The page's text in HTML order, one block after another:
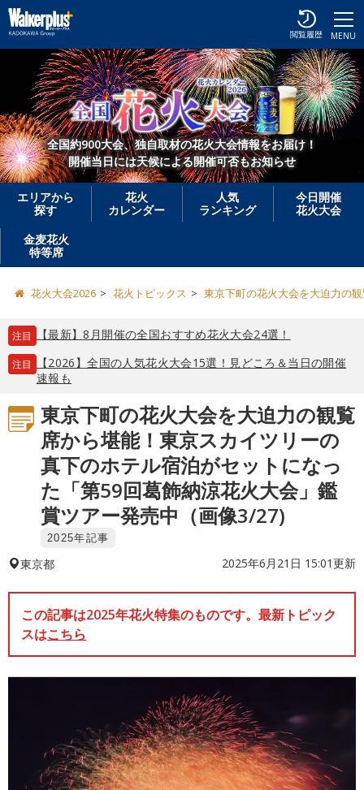
MENU
閲覧履歴
全国約900大会、独自取材の花火大会情報をお届け！
開催当日には天候による開催可否もお知らせ
エリアから
探す
花火
カレンダー
人気
ランキング
今日開催
花火大会
金麦花火
特等席
花火大会2026 花火トピックス 東京下町の花火大会を大迫力の
注目 【最新】8月開催の全国おすすめ花火大会24選！
注目
【2026】全国の人気花火大会15選！見どころ＆当日の開催
速報も
東京下町の花火大会を大迫力の観覧
席から堪能！東京スカイツリーの
真下のホテル宿泊がセットになっ
た「第59回葛飾納涼花火大会」鑑
賞ツアー発売中（画像3/27)
2025年記事
東京都 2025年6月21日 15:01更新
この記事は2025年花火特集のものです。最新トピック
スはこちら